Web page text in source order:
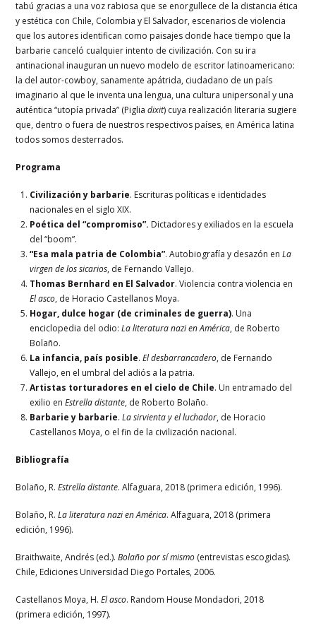
tabú gracias a una voz rabiosa que se enorgullece de la distancia ética
y estética con Chile, Colombia y El Salvador, escenarios de violencia
que los autores identifican como paisajes donde hace tiempo que la
barbarie canceló cualquier intento de civilización. Con su ira
antinacional inauguran un nuevo modelo de escritor latinoamericano:
la del autor-cowboy, sanamente apátrida, ciudadano de un país
imaginario al que le inventa una lengua, una cultura unipersonal y una
auténtica “utopía privada” (Pigliadixit) cuya realización literaria sugiere
que, dentro o fuera de nuestros respectivos países, en América latina
todos somos desterrados.
Programa
Civilización y barbarie. Escrituras políticas e identidades
nacionales en el siglo XIX.
Poética del “compromiso”. Dictadores y exiliados en la escuela
del “boom”.
“Esa mala patria de Colombia”. Autobiografía y desazón enLa
virgen de los sicarios, de Fernando Vallejo.
Thomas Bernhard en El Salvador. Violencia contra violencia en
El asco, de Horacio Castellanos Moya.
Hogar, dulce hogar (de criminales de guerra). Una
enciclopedia del odio:La literatura nazi en América, de Roberto
Bolaño.
La infancia, país posible.El desbarrancadero, de Fernando
Vallejo, en el umbral del adiós a la patria.
Artistas torturadores en el cielo de Chile. Un entramado del
exilio enEstrella distante, de Roberto Bolaño.
Barbarie y barbarie.La sirvienta y el luchador, de Horacio
Castellanos Moya, o el fin de la civilización nacional.
Bibliografía
Bolaño, R.Estrella distante. Alfaguara, 2018 (primera edición, 1996).
Bolaño, R.La literatura nazi en América. Alfaguara, 2018 (primera
edición, 1996).
Braithwaite, Andrés (ed.).Bolaño por sí mismo (entrevistas escogidas).
Chile, Ediciones Universidad Diego Portales, 2006.
Castellanos Moya, H.El asco. Random House Mondadori, 2018
(primera edición, 1997).